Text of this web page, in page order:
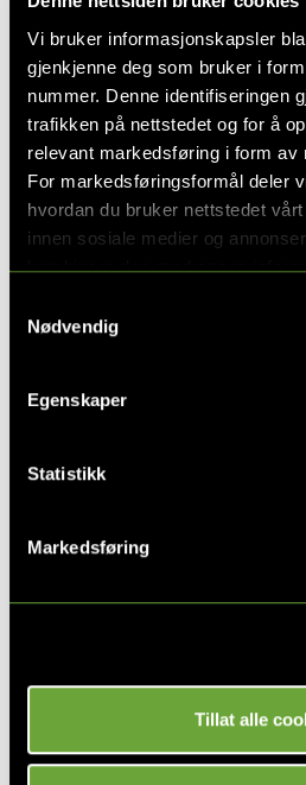
Vi bruker informasjonskapsler
gjenkjenne deg som bruker i
nummer. Denne identifiseringen
trafikken på nettstedet og for å
relevant markedsføring i form av
For markedsføringsformål deler
hvordan du bruker nettstedet
innen sosiale medier og
kombinere den med annen
din bruk av tjenestene deres. Les
opplysninger vi samler og hva
Nødvendig
Egenskaper
Statistikk
Markedsføring
Tillat alle
Lengde
295 cm
Bredde
103 cm
Høyde
73,5 cm
TEKNISK
Guardian hvitpigmentert olje